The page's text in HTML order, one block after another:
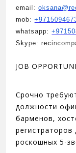
email:
mob:
whatsapp:
Skype:
JOB
Срочно
должности
барменов,
роскошных 5-